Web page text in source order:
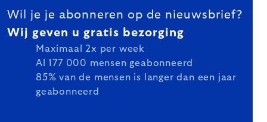
Wil je je abonneren op de nieuwsbrief?
Wij geven u gratis bezorging
Maximaal 2x per week
Al 177 000 mensen geabonneerd
85% van de mensen is langer dan een jaar
geabonneerd